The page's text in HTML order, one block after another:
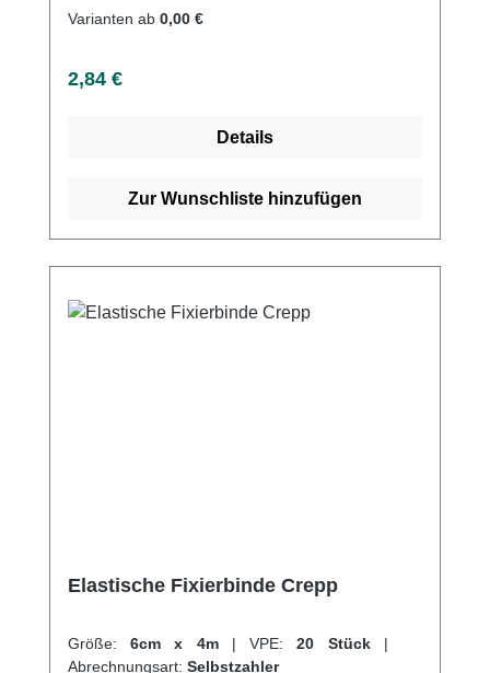
von Wundauflagen und Verbänden
Sehr gute Bindehaftung Leichte und
mit Wasserdampf Kaufen Sie jetzt Elastische
Varianten ab 0,00 €
Regulärer Preis:
2,84 €
Details
Zur Wunschliste hinzufügen
Elastische Fixierbinde Crepp
Größe: 6cm x 4m | VPE: 20 Stück |
Abrechnungsart: Selbstzahler